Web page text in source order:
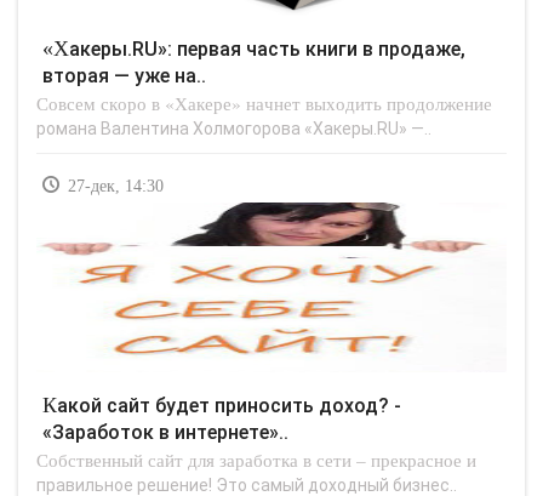
«Хакеры.RU»: первая часть книги в продаже,
вторая — уже на..
Совсем скоро в «Хакере» начнет выходить продолжение
романа Валентина Холмогорова «Хакеры.RU» —..
27-дек, 14:30
Какой сайт будет приносить доход? -
«Заработок в интернете»..
Собственный сайт для заработка в сети – прекрасное и
правильное решение! Это самый доходный бизнес..